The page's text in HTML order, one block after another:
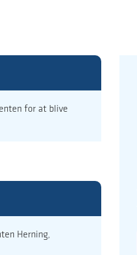
for at blive
Herning,